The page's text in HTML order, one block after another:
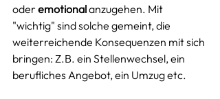
oder emotional anzugehen. Mit
"wichtig" sind solche gemeint, die
weiterreichende Konsequenzen mit sich
bringen: Z.B. ein Stellenwechsel, ein
berufliches Angebot, ein Umzug etc.